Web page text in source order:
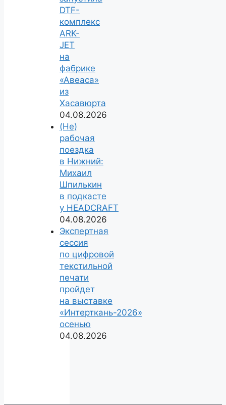
DTF-
комплекс
ARK-
JET
на
фабрике
«Авеаса»
из
Хасавюрта
04.08.2026
(Не)
рабочая
поездка
в Нижний:
Михаил
Шпилькин
в подкасте
у HEADCRAFT
04.08.2026
Экспертная
сессия
по цифровой
текстильной
печати
пройдет
на выставке
«Интерткань-2026»
осенью
04.08.2026